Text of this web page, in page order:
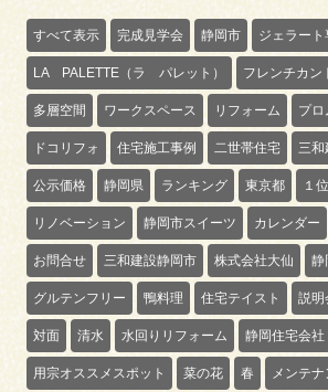
すべて表示 完成見学会 静岡市 ジェラート
LA PALETTE（ラ パレット） フレンチカン
多層空間 ワークスペース リフォーム プロ
ドコリフォ 住宅施工事例 二世帯住宅 三和
公示価格 静岡県 ランキング 東京都 １位
リノベーション 静岡市スイーツ カレンダー
お問合せ 三和建設静岡市 株式会社大仙 静
グルテンフリー 鴨料理 住宅テイスト 説明
対面 清水 水回りリフォーム 静岡住宅会社
用宗オススメスポット 菜の花 春 メンテナ